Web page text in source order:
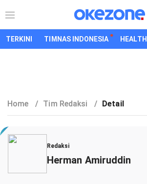
TERKINI TIMNAS INDONESIA HEALTH
Home / Tim Redaksi / Detail
Redaksi
Herman Amiruddin